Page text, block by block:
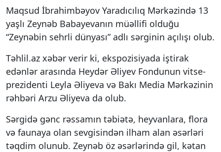
Maqsud İbrahimbəyov Yaradıcılıq Mərkəzində 13
yaşlı Zeynəb Babayevanın müəllifi olduğu
“Zeynəbin sehrli dünyası” adlı sərginin açılışı olub.
Təhlil.az xəbər verir ki, ekspozisiyada iştirak
edənlər arasında Heydər Əliyev Fondunun vitse-
prezidenti Leyla Əliyeva və Bakı Media Mərkəzinin
rəhbəri Arzu Əliyeva da olub.
Sərgidə gənc rəssamın təbiətə, heyvanlara, flora
və faunaya olan sevgisindən ilham alan əsərləri
təqdim olunub. Zeynəb öz əsərlərində gil, kətan